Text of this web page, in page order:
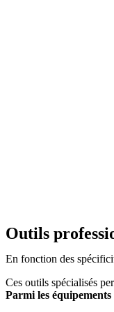
Outils
En fonction des
Ces outils spécialisés
Parmi les